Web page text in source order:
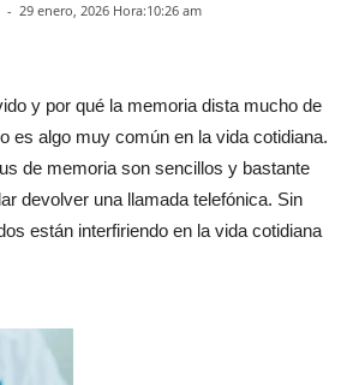
- 29 enero, 2026 Hora:10:26 am
y por qué la memoria dista mucho de
es algo muy común en la vida cotidiana.
de memoria son sencillos y bastante
devolver una llamada telefónica. Sin
están interfiriendo en la vida cotidiana